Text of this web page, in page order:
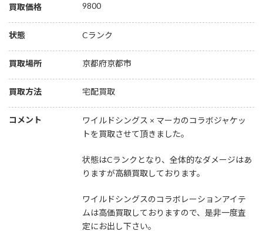
買取価格 9800
状態 Cランク
買取場所 京都府京都市
買取方法 宅配買取
コメント
ワイルドシングス × マーカのコラボジャケッ
トを買取させて頂きました。
状態はCランクとなり、全体的なダメージはあ
りますが高額買取しております。
ワイルドシングスのコラボレーションアイテ
ムは高価買取しておりますので、是非一度査
定にお出し下さい。